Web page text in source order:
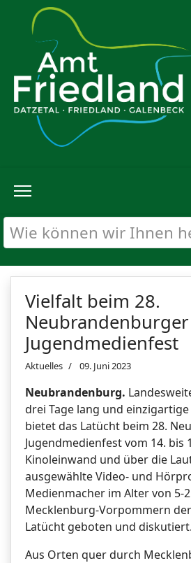
Vielfalt beim 28.
Neubrandenburger
Jugendmedienfest
Aktuelles 09. Juni 2023
Neubrandenburg.
drei Tage lang und
bietet das Latücht beim 28.
Jugendmedienfest vom 14. bis
Kinoleinwand und über die
ausgewählte Video- und
Medienmacher im Alter von 5-
Mecklenburg-Vorpommern
Latücht geboten und diskutiert.
Aus Orten quer durch